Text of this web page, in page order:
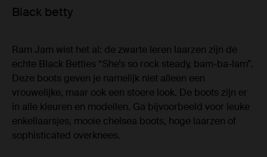
Black betty
Ram Jam wist het al: de zwarte leren laarzen zijn de
echte Black Betties “She’s so rock steady, bam-ba-lam”.
Deze boots geven je namelijk niet alleen een
vrouwelijke, maar ook een stoere look. De boots zijn er
in alle kleuren en modellen. Ga bijvoorbeeld voor leuke
enkellaarsjes, mooie chelsea boots, hoge laarzen of
sophisticated overknees.